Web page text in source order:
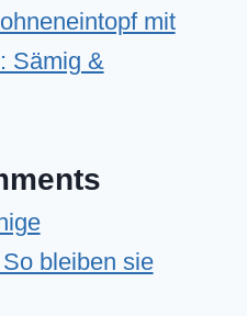
mit
Sämig &
bleiben sie